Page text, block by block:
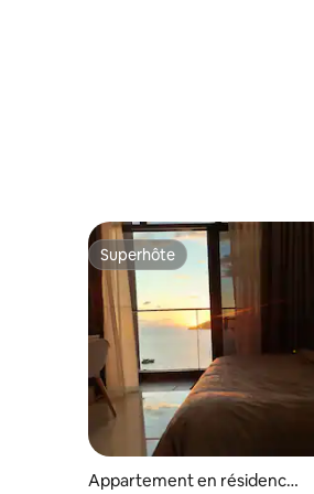
Superhôte
Superhôte
Appartement en résidence ⋅